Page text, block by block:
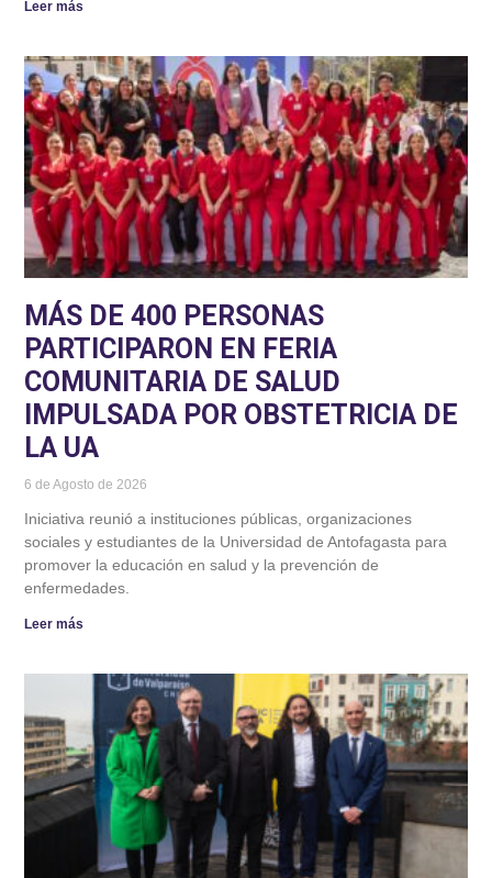
Leer más
MÁS DE 400 PERSONAS
PARTICIPARON EN FERIA
COMUNITARIA DE SALUD
IMPULSADA POR OBSTETRICIA DE
LA UA
6 de Agosto de 2026
Iniciativa reunió a instituciones públicas, organizaciones
sociales y estudiantes de la Universidad de Antofagasta para
promover la educación en salud y la prevención de
enfermedades.
Leer más